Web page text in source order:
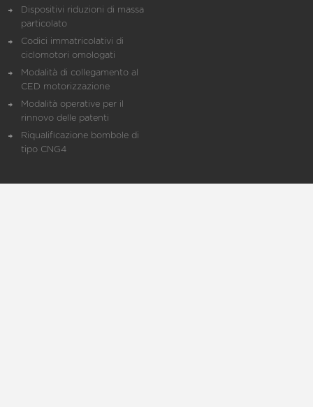
Dispositivi riduzioni di massa
particolato
Codici immatricolativi di
ciclomotori omologati
Modalità di collegamento al
CED motorizzazione
Modalità operative per il
rinnovo delle patenti
Riqualificazione bombole di
tipo CNG4